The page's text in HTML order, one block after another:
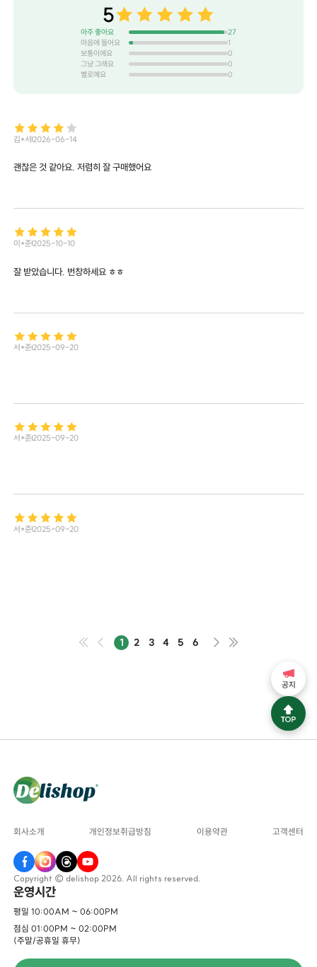
5
아주 좋아요
27
마음에 들어요
1
보통이에요
0
그냥 그래요
0
별로예요
0
김*서2026-06-14
괜찮은 것 같아요. 저렴히 잘 구매했어요
이*준2025-10-10
잘 받았습니다. 번창하세요 ㅎㅎ
서*준2025-09-20
서*준2025-09-20
서*준2025-09-20
1 2 3 4 5 6
회사소개 개인정보취급방침 이용약관 고객센터
Copyright © delishop 2026. All rights reserved.
운영시간
평일 10:00AM ~ 06:00PM
점심 01:00PM ~ 02:00PM
(주말/공휴일 휴무)
공지